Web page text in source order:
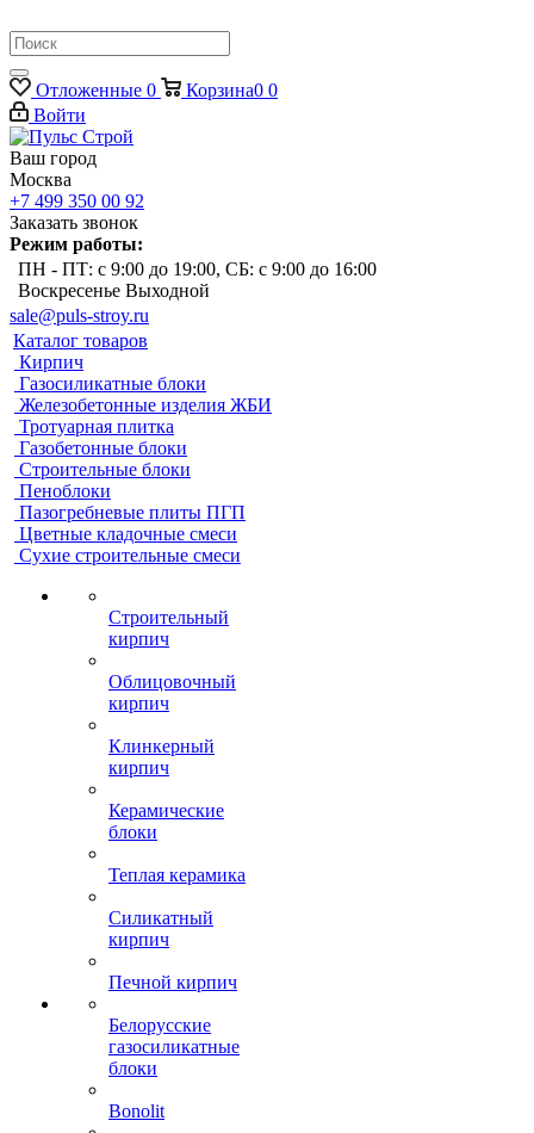
Отложенные 0 Корзина0 0
Войти
Ваш город
Москва
+7 499 350 00 92
Заказать звонок
Режим работы:
ПН - ПТ: с 9:00 до 19:00, СБ: с 9:00 до 16:00
Воскресенье Выходной
sale@puls-stroy.ru
Каталог товаров
Кирпич
Газосиликатные блоки
Железобетонные изделия ЖБИ
Тротуарная плитка
Газобетонные блоки
Строительные блоки
Пеноблоки
Пазогребневые плиты ПГП
Цветные кладочные смеси
Сухие строительные смеси
Строительный
кирпич
Облицовочный
кирпич
Клинкерный
кирпич
Керамические
блоки
Теплая керамика
Силикатный
кирпич
Печной кирпич
Белорусские
газосиликатные
блоки
Bonolit